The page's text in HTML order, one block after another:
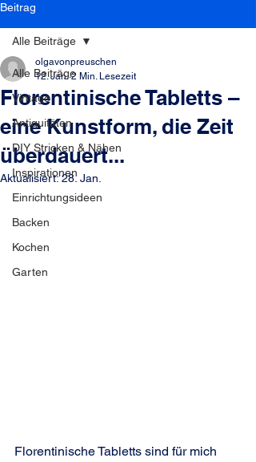
Beitrag
Alle Beiträge
Vintage
Antiquitäten
DIY Stricken & Nähen
Inspirationen
Einrichtungsideen
Backen
Kochen
Garten
Alle Beiträge
Florentinische Tabletts –
eine Kunstform, die Zeit
überdauert...
olgavonpreuschen
12. Jan. 2 Min. Lesezeit
Aktualisiert:28. Jan.
Florentinische Tabletts sind für mich